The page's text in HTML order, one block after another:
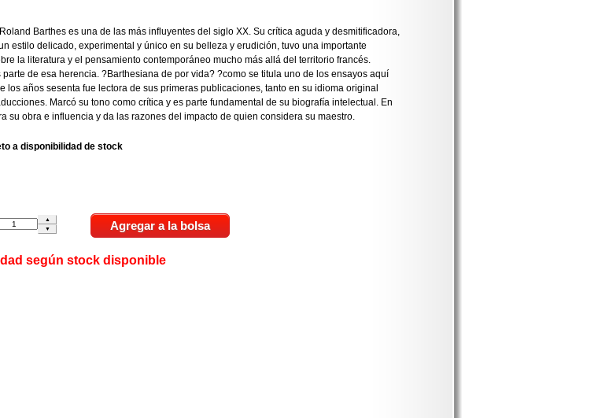
Barthes es una de las más influyentes del siglo XX. Su crítica aguda y desmitificadora,
estilo delicado, experimental y único en su belleza y erudición, tuvo una importante
la literatura y el pensamiento contemporáneo mucho más allá del territorio francés.
parte de esa herencia. ?Barthesiana de por vida? ?como se titula uno de los ensayos aquí
los años sesenta fue lectora de sus primeras publicaciones, tanto en su idioma original
Marcó su tono como crítica y es parte fundamental de su biografía intelectual. En
su obra e influencia y da las razones del impacto de quien considera su maestro.
a disponibilidad de stock
según stock disponible